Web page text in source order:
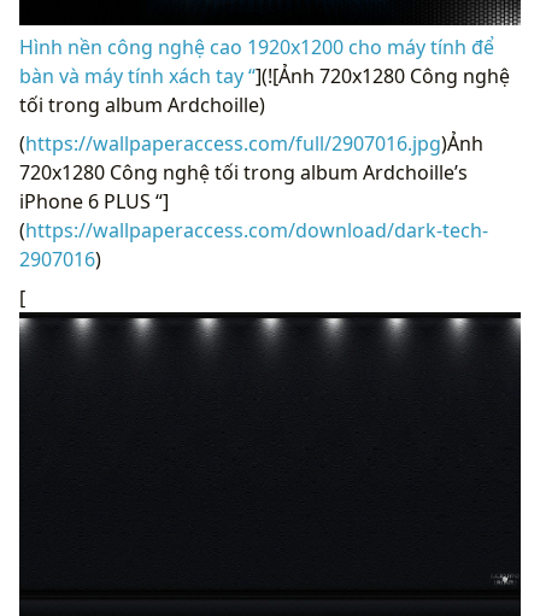
Hình nền công nghệ cao 1920x1200 cho máy tính để
bàn và máy tính xách tay “](![Ảnh 720x1280 Công nghệ
tối trong album Ardchoille)
(https://wallpaperaccess.com/full/2907016.jpg)Ảnh
720x1280 Công nghệ tối trong album Ardchoille’s
iPhone 6 PLUS “]
(https://wallpaperaccess.com/download/dark-tech-
2907016)
[